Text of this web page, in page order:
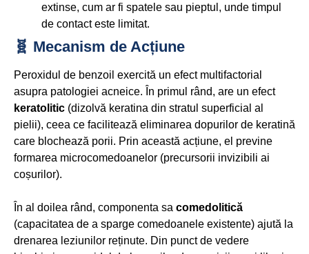
extinse, cum ar fi spatele sau pieptul, unde timpul
de contact este limitat.
🧬 Mecanism de Acțiune
Peroxidul de benzoil exercită un efect multifactorial
asupra patologiei acneice. În primul rând, are un efect
keratolitic (dizolvă keratina din stratul superficial al
pielii), ceea ce facilitează eliminarea dopurilor de keratină
care blochează porii. Prin această acțiune, el previne
formarea microcomedoanelor (precursorii invizibili ai
coșurilor).
În al doilea rând, componenta sa comedolitică
(capacitatea de a sparge comedoanele existente) ajută la
drenarea leziunilor reținute. Din punct de vedere